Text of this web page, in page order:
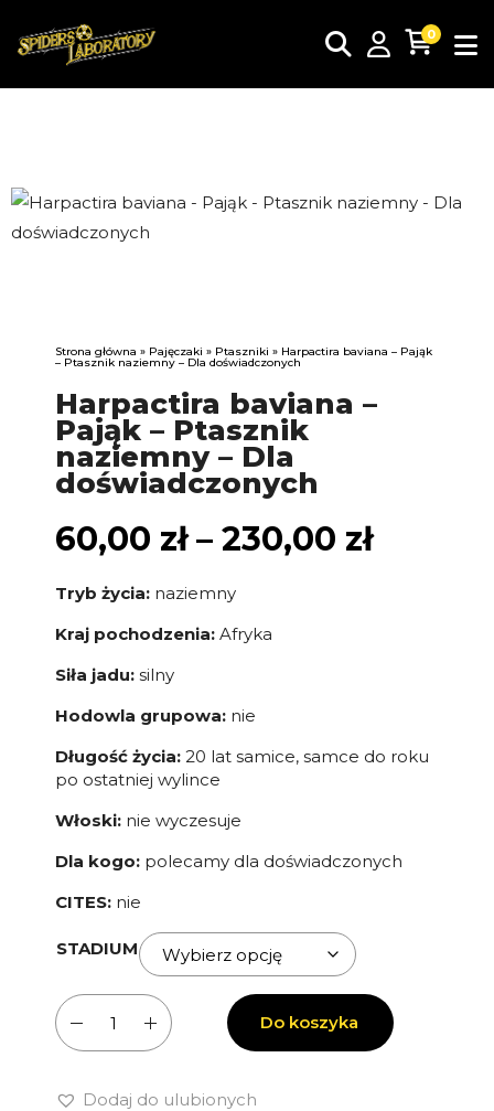
0
Strona główna » Pajęczaki » Ptaszniki » Harpactira baviana – Pająk
– Ptasznik naziemny – Dla doświadczonych
Harpactira baviana –
Pająk – Ptasznik
naziemny – Dla
doświadczonych
60,00 zł – 230,00 zł
60,00
do
230,00
Tryb życia: naziemny
Kraj pochodzenia: Afryka
Siła jadu: silny
Hodowla grupowa: nie
Długość życia: 20 lat samice, samce do roku
po ostatniej wylince
Włoski: nie wyczesuje
Dla kogo: polecamy dla doświadczonych
CITES: nie
STADIUM
Harpactira
-
Do koszyka
Dodaj do ulubionych